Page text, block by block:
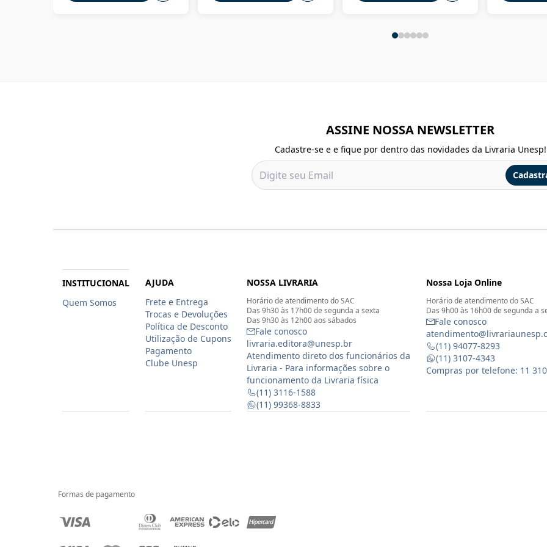
ASSINE NOSSA NEWSLETTER
Cadastre-se e e fique por dentro das novidades da Livraria Unesp!
INSTITUCIONAL
Quem Somos
AJUDA
Frete e Entrega
Trocas e Devoluções
Política de Desconto
Utilização de Cupons
Pagamento
Clube Unesp
NOSSA LIVRARIA
Horário de atendimento do SAC
Das 9h30 às 17h00 de segunda a sexta
Das 9h30 às 12h00 aos sábados
Fale conosco
livraria.editora@unesp.br
Atendimento direto dos funcionários da
Livraria - Para informações sobre o
funcionamento da Livraria física
(11) 3116-1588
(11) 99368-8833
Nossa Loja Online
Horário de atendimento do SAC
Das 9h00 às 16h00 de segunda a
Fale conosco
(11) 94077-8293
(11) 3107-4343
Compras por telefone: 11
Formas de pagamento